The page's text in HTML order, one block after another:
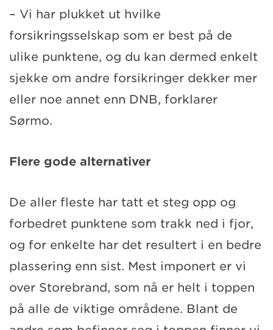
– Vi har plukket ut hvilke
forsikringsselskap som er best på de
ulike punktene, og du kan dermed enkelt
sjekke om andre forsikringer dekker mer
eller noe annet enn DNB, forklarer
Sørmo.
Flere gode alternativer
De aller fleste har tatt et steg opp og
forbedret punktene som trakk ned i fjor,
og for enkelte har det resultert i en bedre
plassering enn sist. Mest imponert er vi
over Storebrand, som nå er helt i toppen
på alle de viktige områdene. Blant de